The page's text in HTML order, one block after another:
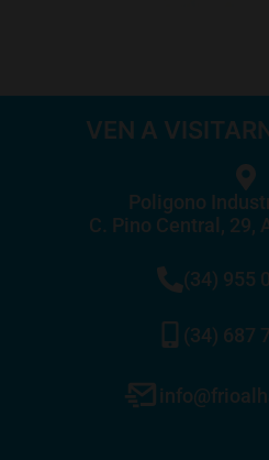
VEN A
Poligono
C. Pino Central, 29,
(34) 955
(34) 687